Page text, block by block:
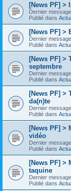
[News PF] >
Dernier
Publié dans
[News PF] >
Dernier
Publié dans
[News PF] >
septembre
Dernier
Publié dans
[News PF] >
da(n)te
Dernier
Publié dans
[News PF] >
vidéo
Dernier
Publié dans
[News PF] >
taquine
Dernier
Publié dans